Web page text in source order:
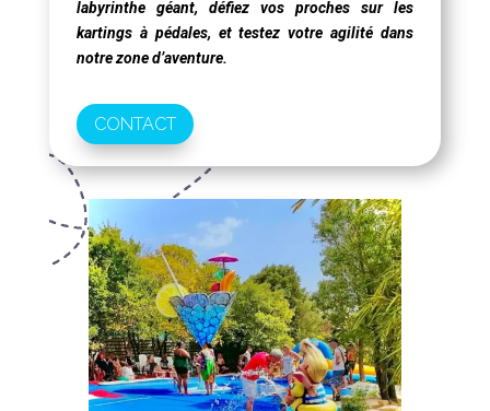
labyrinthe géant, défiez vos proches sur les
kartings à pédales, et testez votre agilité dans
notre zone d’aventure.
CONTACT